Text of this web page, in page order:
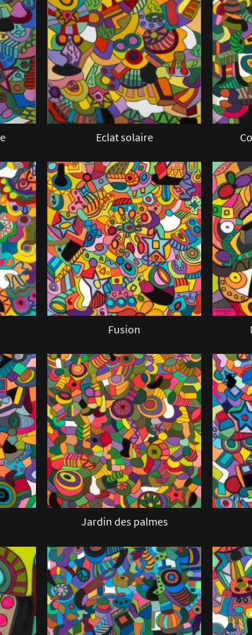
Eclat solaire
Fusion
Jardin des palmes